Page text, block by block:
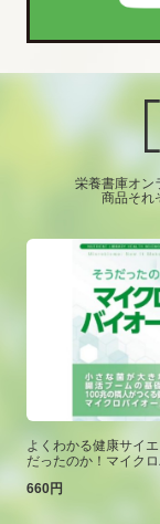
栄養書庫オン
商品それ
よくわかる健康サイ
だったのか！マイク
660円